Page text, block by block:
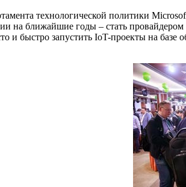
технологической политики
на ближайшие годы – стать
и быстро запустить IoT-проекты на базе